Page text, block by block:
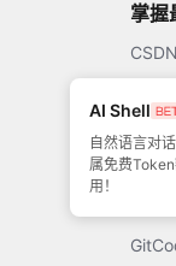
掌握
AI Shell
自然语言对
属免费
用！